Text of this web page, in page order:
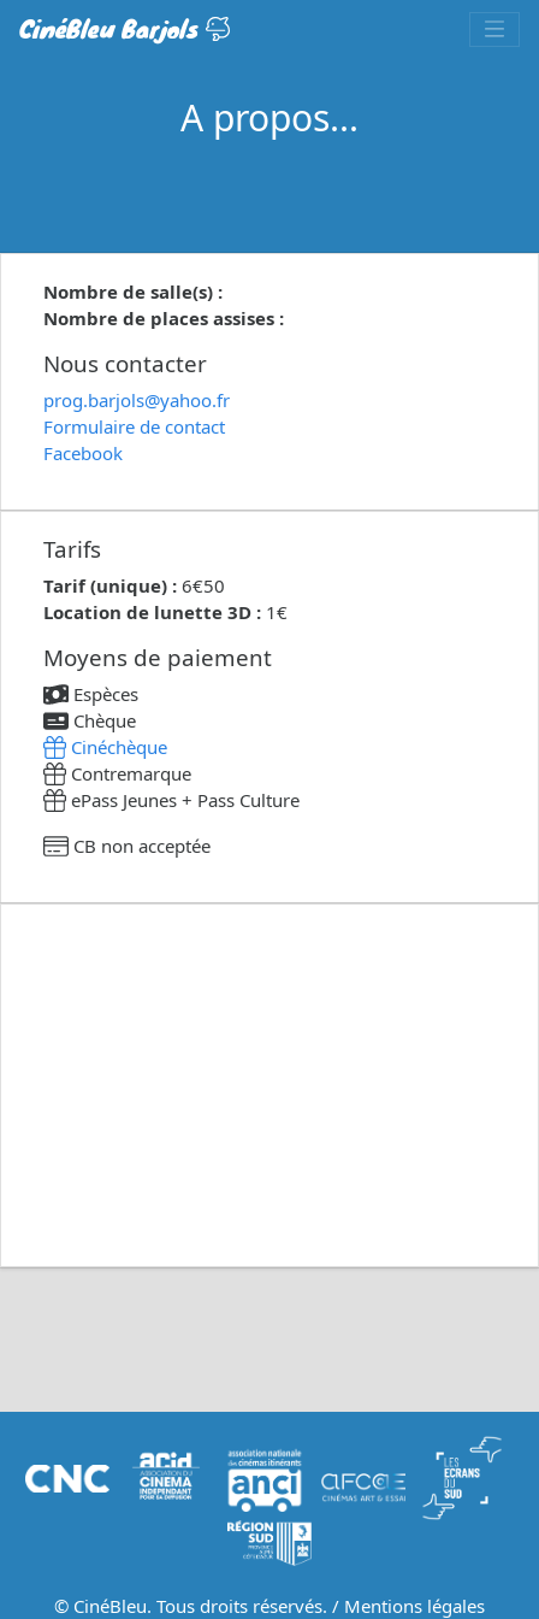
CinéBleu Barjols
A propos...
Nombre de salle(s) :
Nombre de places assises :
Nous contacter
prog.barjols@yahoo.fr
Formulaire de contact
Facebook
Tarifs
Tarif (unique) : 6€50
Location de lunette 3D : 1€
Moyens de paiement
Espèces
Chèque
Cinéchèque
Contremarque
ePass Jeunes + Pass Culture
CB non acceptée
© CinéBleu. Tous droits réservés. / Mentions légales